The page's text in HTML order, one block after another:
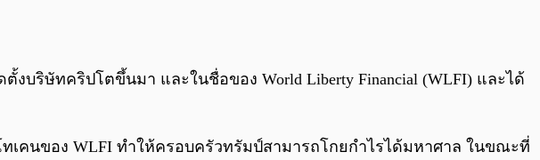
งบริษัทคริปโตขึ้นมา และในชื่อของ World Liberty Financial (WLFI) และได้
คนของ WLFI ทำให้ครอบครัวทรัมป์สามารถโกยกำไรได้มหาศาล ในขณะที่